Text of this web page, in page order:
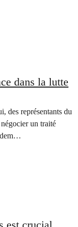
dans la lutte
des représentants du
un traité